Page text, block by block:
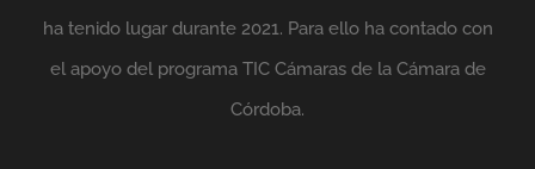
ha tenido lugar durante 2021. Para ello ha contado con
el apoyo del programa TIC Cámaras de la Cámara de
Córdoba.